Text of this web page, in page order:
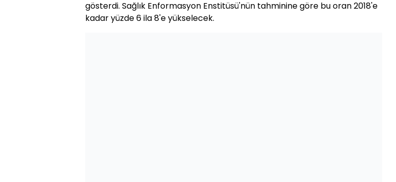
gösterdi. Sağlık Enformasyon Enstitüsü'nün tahminine göre bu oran 2018'e
kadar yüzde 6 ila 8'e yükselecek.